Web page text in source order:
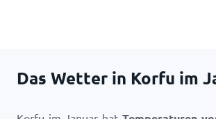
Das Wetter in Korfu im